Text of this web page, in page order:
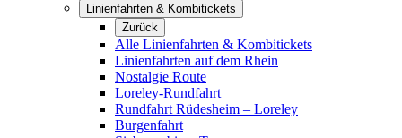
Linienfahrten & Kombitickets
Zurück
Alle Linienfahrten & Kombitickets
Linienfahrten auf dem Rhein
Nostalgie Route
Loreley-Rundfahrt
Rundfahrt Rüdesheim – Loreley
Burgenfahrt